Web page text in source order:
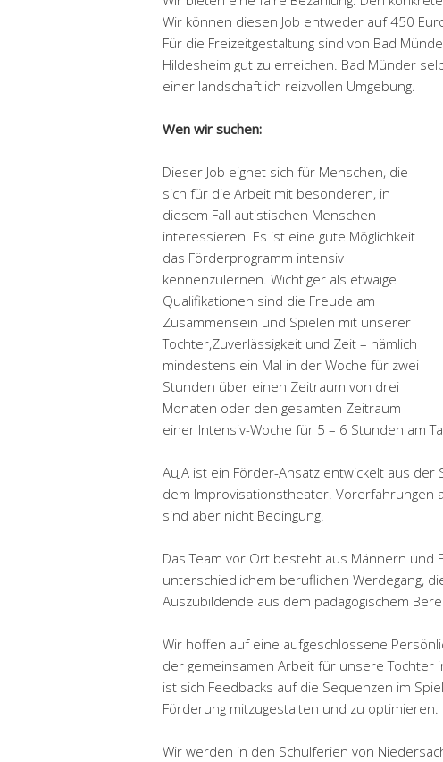
Wir können diesen Job entweder auf 450
Für die Freizeitgestaltung sind von Bad
Hildesheim gut zu erreichen. Bad Münder
einer landschaftlich reizvollen Umgebung.
Wen wir suchen:
Dieser Job eignet sich für Menschen, die
sich für die Arbeit mit besonderen, in
diesem Fall autistischen Menschen
interessieren. Es ist eine gute Möglichkeit
das Förderprogramm intensiv
kennenzulernen. Wichtiger als etwaige
Qualifikationen sind die Freude am
Zusammensein und Spielen mit unserer
Tochter,Zuverlässigkeit und Zeit – nämlich
mindestens ein Mal in der Woche für zwei
Stunden über einen Zeitraum von drei
Monaten oder den gesamten Zeitraum
einer Intensiv-Woche für 5 – 6 Stunden am
AuJA ist ein Förder-Ansatz entwickelt aus
dem Improvisationstheater. Vorerfahrungen
sind aber nicht Bedingung.
Das Team vor Ort besteht aus Männern und
unterschiedlichem beruflichen Werdegang,
Auszubildende aus dem pädagogischem
Wir hoffen auf eine aufgeschlossene
der gemeinsamen Arbeit für unsere
ist sich Feedbacks auf die Sequenzen im
Förderung mitzugestalten und zu optimieren.
Wir werden in den Schulferien von